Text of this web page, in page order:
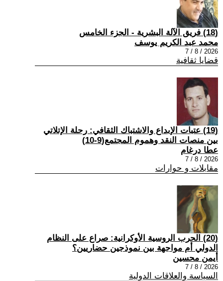
(18) فريق الآلة البشرية - الجزء الخامس
محمد عبد الكريم يوسف
2026 / 8 / 7
قضايا ثقافية
(19) عتبات الإبداع والاشتباك الثقافي: رحلة الإتلاتي
بين منصات النقد وهموم المجتمع(9-10)
عطا درغام
2026 / 8 / 7
مقابلات و حوارات
(20) الحرب الروسية الأوكرانية: صراع على النظام
الدولي أم مواجهة بين نموذجين حضاريين؟
أيمن محسين
2026 / 8 / 7
السياسة والعلاقات الدولية